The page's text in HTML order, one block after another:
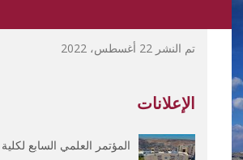
تم النشر 22 أغسطس، 2022
الإعلانات
المؤتمر العلمي السابع لكلية